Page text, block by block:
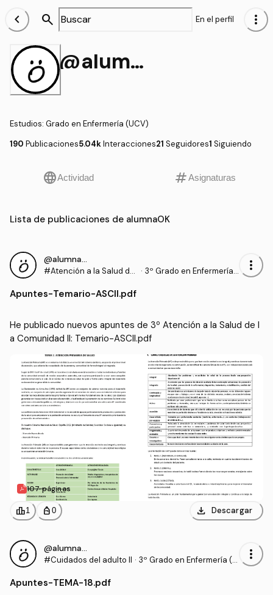
chevron_left search En el perfil more_vert
@alumnaOK
Estudios: Grado en Enfermería (UCV)
190 Publicaciones5.04kInteracciones21 Seguidores1 Siguiendo
languageActividad tagAsignaturas
Lista de publicaciones de alumnaOK
@alumnaOK
#Atención a la Salud de
· 3º Grado en Enfermería
more_vert
Apuntes-Temario-ASCII.pdf
He publicado nuevos apuntes de 3º Atención a la Salud de l
a Comunidad II: Temario-ASCII.pdf
107 páginas
leaderboard1 personal_bag 0 download Descargar
@alumnaOK
#Cuidados del adulto II · 3º Grado en Enfermería (U
more_vert
Apuntes-TEMA-18.pdf